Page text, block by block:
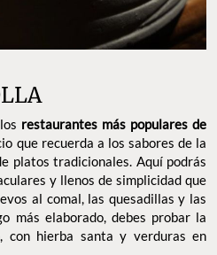
restaurantes más populares de
que recuerda a los sabores de la
platos tradicionales. Aquí podrás
y llenos de simplicidad que
al comal, las quesadillas y las
más elaborado, debes probar la
con hierba santa y verduras en